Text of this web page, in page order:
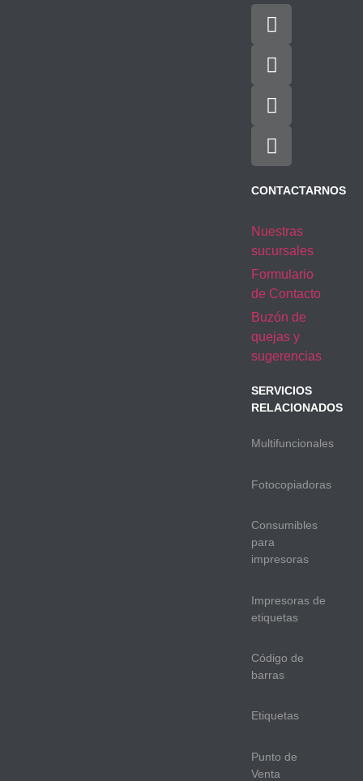
CONTACTARNOS
Nuestras
sucursales
Formulario
de Contacto
Buzón de
quejas y
sugerencias
SERVICIOS
RELACIONADOS
Multifuncionales
Fotocopiadoras
Consumibles
para
impresoras
Impresoras de
etiquetas
Código de
barras
Etiquetas
Punto de
Venta